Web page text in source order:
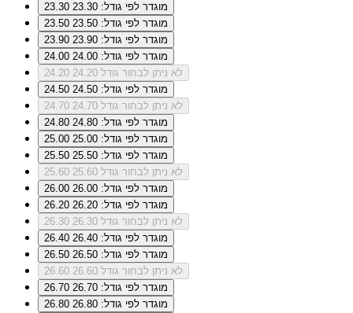
23.30
מוגדר לפי גודל: 23.30
23.50
מוגדר לפי גודל: 23.50
23.90
מוגדר לפי גודל: 23.90
24.00
מוגדר לפי גודל: 24.00
24.20
לא ניתן לבחור גודל 24.20
24.50
מוגדר לפי גודל: 24.50
24.70
לא ניתן לבחור גודל 24.70
24.80
מוגדר לפי גודל: 24.80
25.00
מוגדר לפי גודל: 25.00
25.50
מוגדר לפי גודל: 25.50
25.60
לא ניתן לבחור גודל 25.60
26.00
מוגדר לפי גודל: 26.00
26.20
מוגדר לפי גודל: 26.20
26.30
לא ניתן לבחור גודל 26.30
26.40
מוגדר לפי גודל: 26.40
26.50
מוגדר לפי גודל: 26.50
26.60
לא ניתן לבחור גודל 26.60
26.70
מוגדר לפי גודל: 26.70
26.80
מוגדר לפי גודל: 26.80